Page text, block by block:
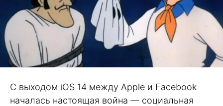
С выходом iOS 14 между Apple и Facebook
началась настоящая война — социальная